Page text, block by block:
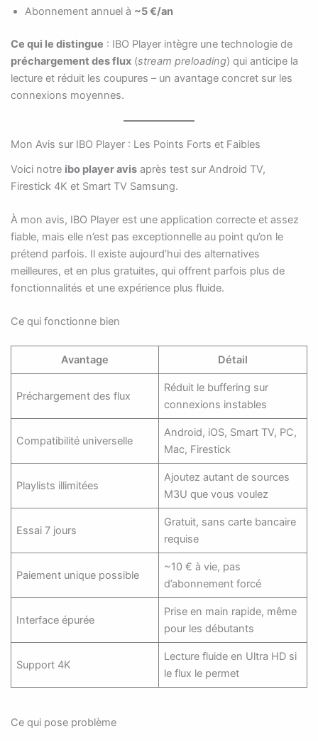
Abonnement annuel à ~5 €/an
Ce qui le distingue : IBO Player intègre une technologie de
préchargement des flux(stream preloading) qui anticipe la
lecture et réduit les coupures – un avantage concret sur les
connexions moyennes.
Mon Avis sur IBO Player : Les Points Forts et Faibles
Voici notre ibo player avisaprès test sur Android TV,
Firestick 4K et Smart TV Samsung.
À mon avis, IBO Player est une application correcte et assez
fiable, mais elle n’est pas exceptionnelle au point qu’on le
prétend parfois. Il existe aujourd’hui des alternatives
meilleures, et en plus gratuites, qui offrent parfois plus de
fonctionnalités et une expérience plus fluide.
Ce qui fonctionne bien
Avantage Détail
Préchargement des flux
Réduit le buffering sur
connexions instables
Compatibilité universelle
Android, iOS, Smart TV, PC,
Mac, Firestick
Playlists illimitées
Ajoutez autant de sources
M3U que vous voulez
Essai 7 jours
Gratuit, sans carte bancaire
requise
Paiement unique possible
~10 € à vie, pas
d’abonnement forcé
Interface épurée
Prise en main rapide, même
pour les débutants
Support 4K
Lecture fluide en Ultra HD si
le flux le permet
Ce qui pose problème